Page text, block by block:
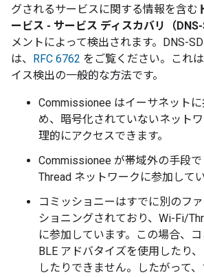
グされるサービスに関する情報を含む
ービス - サービス ディスカバリ（DNS-
メントによって検出されます。DNS-
は、 RFC 6762 をご覧ください。これ
イス検出の一般的な方法です。
Commissionee はイーサネット
め、暗号化されていないネット
理的にアクセスできます。
Commissionee が帯域外の手段
Thread ネットワークに参加してい
コミッショニーはすでに別のフ
ショニングされており、Wi-Fi/
に参加しています。この場合、
BLE アドバタイズを使用したり
したりできません。したがって